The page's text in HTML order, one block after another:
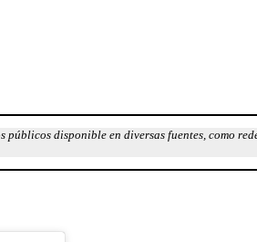
públicos disponible en diversas fuentes, como